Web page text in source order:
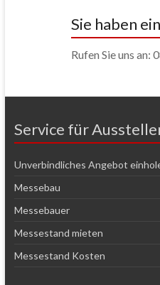
Sie haben
Rufen Sie uns an:
Service für
Unverbindliches Angebot
Messebau
Messebauer
Messestand mieten
Messestand Kosten